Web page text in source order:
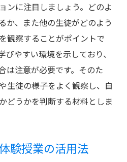
ンに注目しましょう。どのよ
か、また他の生徒がどのよう
観察することがポイントで
びやすい環境を示しており、
は注意が必要です。そのた
生徒の様子をよく観察し、自
どうかを判断する材料としま
験授業の活用法